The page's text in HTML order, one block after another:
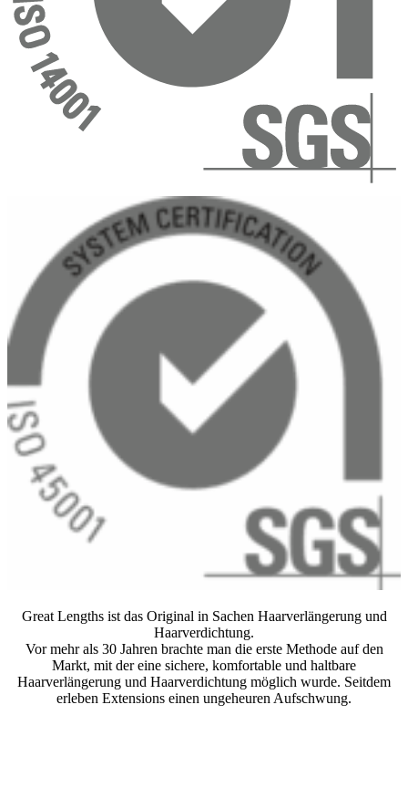
Great Lengths ist das Original in Sachen Haarverlängerung und
Haarverdichtung.
Vor mehr als 30 Jahren brachte man die erste Methode auf den
Markt, mit der eine sichere, komfortable und haltbare
Haarverlängerung und Haarverdichtung möglich wurde. Seitdem
erleben Extensions einen ungeheuren Aufschwung.